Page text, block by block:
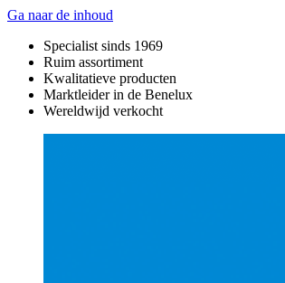
Ga naar de inhoud
Specialist sinds 1969
Ruim assortiment
Kwalitatieve producten
Marktleider in de Benelux
Wereldwijd verkocht